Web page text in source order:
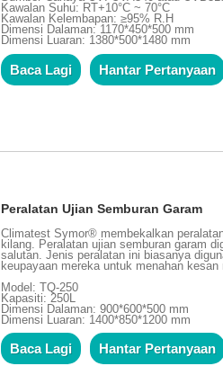
Kawalan Suhu: RT+10°C ~ 70°C
Kawalan Kelembapan: ≥95% R.H
Dimensi Dalaman: 1170*450*500 mm
Dimensi Luaran: 1380*500*1480 mm
Baca Lagi Hantar Pertanyaan
Peralatan Ujian Semburan Garam
Climatest Symor® membekalkan
kilang. Peralatan ujian semburan garam
salutan. Jenis peralatan ini biasanya
keupayaan mereka untuk menahan kesan
Model: TQ-250
Kapasiti: 250L
Dimensi Dalaman: 900*600*500 mm
Dimensi Luaran: 1400*850*1200 mm
Baca Lagi Hantar Pertanyaan